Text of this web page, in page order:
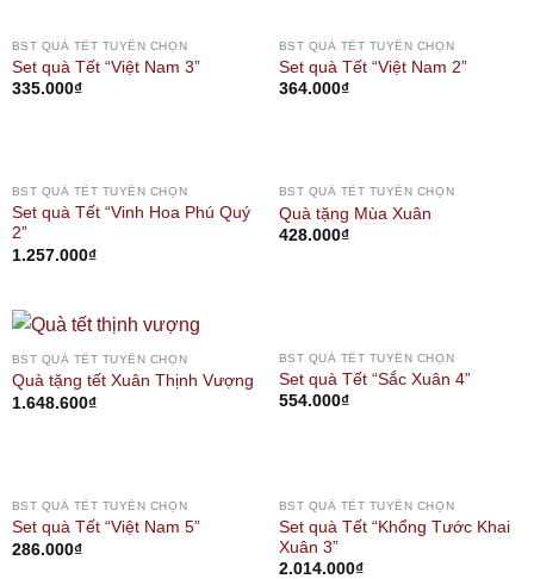
BST QUÀ TẾT TUYỂN CHỌN
Set quà Tết “Việt Nam 3”
335.000₫
BST QUÀ TẾT TUYỂN CHỌN
Set quà Tết “Việt Nam 2”
364.000₫
BST QUÀ TẾT TUYỂN CHỌN
Set quà Tết “Vinh Hoa Phú Quý
2”
1.257.000₫
OUT OF STOCK
BST QUÀ TẾT TUYỂN CHỌN
Quà tặng Mùa Xuân
428.000₫
BST QUÀ TẾT TUYỂN CHỌN
Quà tặng tết Xuân Thịnh Vượng
1.648.600₫
BST QUÀ TẾT TUYỂN CHỌN
Set quà Tết “Sắc Xuân 4”
554.000₫
BST QUÀ TẾT TUYỂN CHỌN
Set quà Tết “Việt Nam 5”
286.000₫
BST QUÀ TẾT TUYỂN CHỌN
Set quà Tết “Khổng Tước Khai
Xuân 3”
2.014.000₫